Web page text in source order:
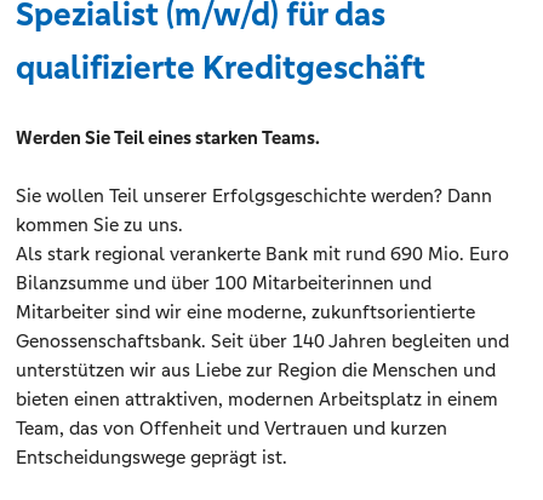
Spezialist (m/w/d) für das
qualifizierte Kreditgeschäft
Werden Sie Teil eines starken Teams.
Sie wollen Teil unserer Erfolgsgeschichte werden? Dann
kommen Sie zu uns.
Als stark regional verankerte Bank mit rund 690 Mio. Euro
Bilanzsumme und über 100 Mitarbeiterinnen und
Mitarbeiter sind wir eine moderne, zukunftsorientierte
Genossenschaftsbank. Seit über 140 Jahren begleiten und
unterstützen wir aus Liebe zur Region die Menschen und
bieten einen attraktiven, modernen Arbeitsplatz in einem
Team, das von Offenheit und Vertrauen und kurzen
Entscheidungswege geprägt ist.